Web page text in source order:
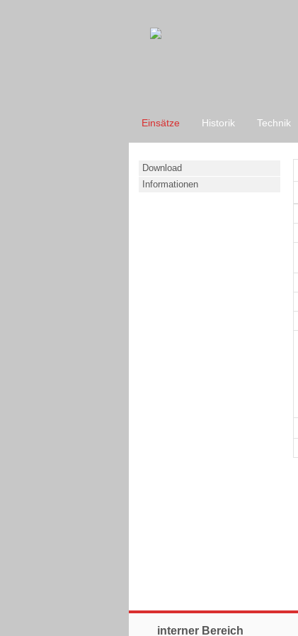
Einsätze Historik Technik
Download
Informationen
interner Bereich